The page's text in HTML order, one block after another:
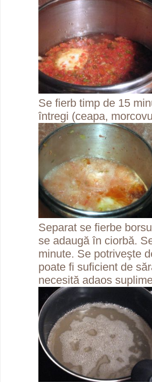
Se fierb timp de 15
întregi (ceapa,
Separat se fierbe
se adaugă în ciorbă.
minute. Se potriveşte
poate fi suficient de
necesită adaos